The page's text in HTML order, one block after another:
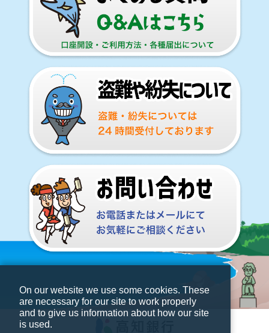
On our website we use some cookies. These
are necessary for our site to work properly
and to give us information about how our site
is used.